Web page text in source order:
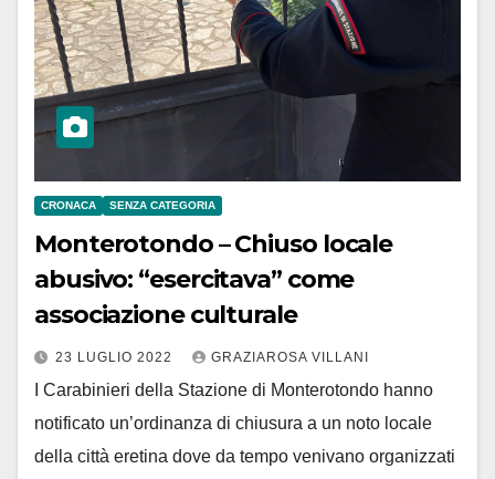
CRONACA SENZA CATEGORIA
Monterotondo – Chiuso locale
abusivo: “esercitava” come
associazione culturale
23 LUGLIO 2022 GRAZIAROSA VILLANI
I Carabinieri della Stazione di Monterotondo hanno
notificato un’ordinanza di chiusura a un noto locale
della città eretina dove da tempo venivano organizzati